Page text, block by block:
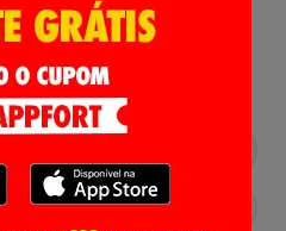
Novidades
e Promoções!